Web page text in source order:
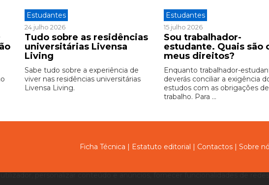
Estudantes
24 julho 2026
Tudo sobre as residências
universitárias Livensa
Living
Sabe tudo sobre a experiência de
viver nas residências universitárias
Livensa Living.
Estudantes
15 julho 2026
Sou trabalhador-
estudante. Quais são
meus direitos?
Enquanto trabalhador-
deverás conciliar a exigência
estudos com as obrigações
trabalho. Para ...
Ficha Técnica | Estatuto editorial | Contactos | Sobre
personalizar conteúdo e anúncios, fornecer funcionalidades de